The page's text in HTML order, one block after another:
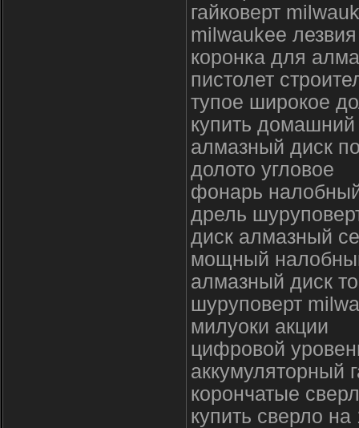
гайковерт
milwaukee лезвия
кopoнка для
пистолет
тупое широкое
купить
алмазный диск
долото угловое
фонарь
дрель
диск алмазный
мощный
алмазный диск
шуруповерт
милуоки акции
цифровой
аккумуляторный
корончатые
купить сверло